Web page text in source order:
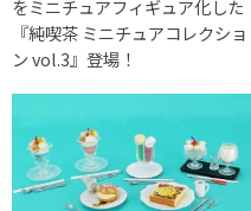
をミニチュアフィギュア化した
『純喫茶 ミニチュアコレクショ
ン vol.3』登場！